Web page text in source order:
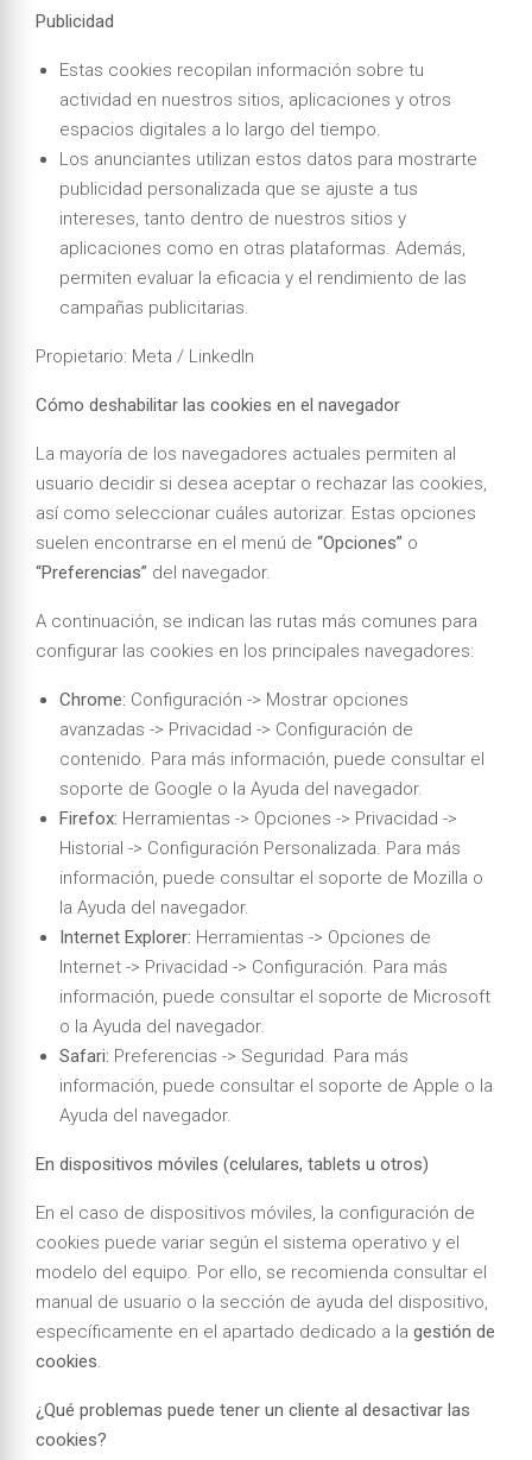
Publicidad
Estas cookies recopilan información sobre tu
actividad en nuestros sitios, aplicaciones y otros
espacios digitales a lo largo del tiempo.
Los anunciantes utilizan estos datos para mostrarte
publicidad personalizada que se ajuste a tus
intereses, tanto dentro de nuestros sitios y
aplicaciones como en otras plataformas. Además,
permiten evaluar la eficacia y el rendimiento de las
campañas publicitarias.
Propietario: Meta / LinkedIn
Cómo deshabilitar las cookies en el navegador
La mayoría de los navegadores actuales permiten al
usuario decidir si desea aceptar o rechazar las cookies,
así como seleccionar cuáles autorizar. Estas opciones
suelen encontrarse en el menú de “Opciones” o
“Preferencias” del navegador.
A continuación, se indican las rutas más comunes para
configurar las cookies en los principales navegadores:
Chrome: Configuración -> Mostrar opciones
avanzadas -> Privacidad -> Configuración de
contenido. Para más información, puede consultar el
soporte de Google o la Ayuda del navegador.
Firefox: Herramientas -> Opciones -> Privacidad ->
Historial -> Configuración Personalizada. Para más
información, puede consultar el soporte de Mozilla o
la Ayuda del navegador.
Internet Explorer: Herramientas -> Opciones de
Internet -> Privacidad -> Configuración. Para más
información, puede consultar el soporte de Microsoft
o la Ayuda del navegador.
Safari: Preferencias -> Seguridad. Para más
información, puede consultar el soporte de Apple o la
Ayuda del navegador.
En dispositivos móviles (celulares, tablets u otros)
En el caso de dispositivos móviles, la configuración de
cookies puede variar según el sistema operativo y el
modelo del equipo. Por ello, se recomienda consultar el
manual de usuario o la sección de ayuda del dispositivo,
específicamente en el apartado dedicado a la gestión de
cookies.
¿Qué problemas puede tener un cliente al desactivar las
cookies?